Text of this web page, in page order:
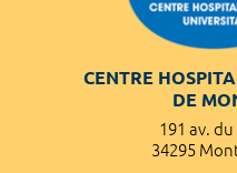
CENTRE
DE
191 av.
34295